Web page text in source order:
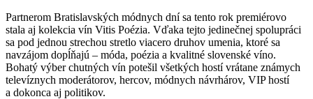
Partnerom Bratislavských módnych dní sa tento rok premiérovo
stala aj kolekcia vín Vitis Poézia. Vďaka tejto jedinečnej spolupráci
sa pod jednou strechou stretlo viacero druhov umenia, ktoré sa
navzájom dopĺňajú – móda, poézia a kvalitné slovenské víno.
Bohatý výber chutných vín potešil všetkých hostí vrátane známych
televíznych moderátorov, hercov, módnych návrhárov, VIP hostí
a dokonca aj politikov.